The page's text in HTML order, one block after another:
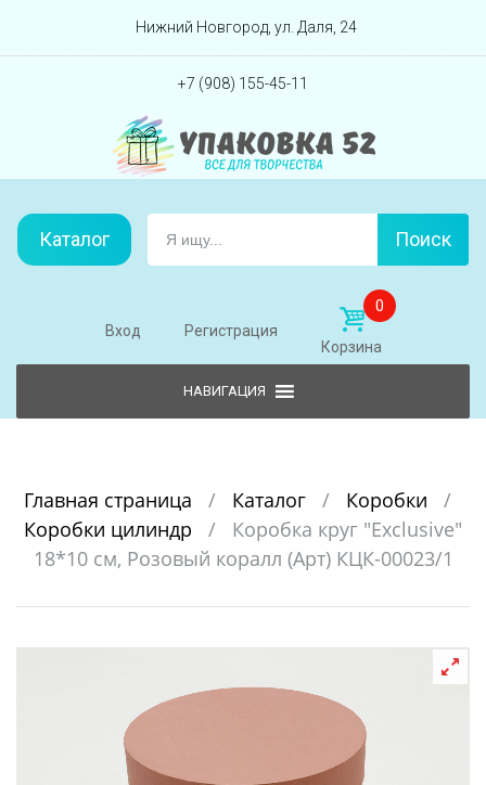
Перейти вниз
Нижний Новгород, ул. Даля, 24
+7 (908) 155-45-11
Каталог Поиск
Вход Регистрация
0
Корзина
Главная страница / Каталог / Коробки
/
Коробки цилиндр
/
Коробка круг "Exclusive"
18*10 см, Розовый коралл (Арт) КЦК-00023/1